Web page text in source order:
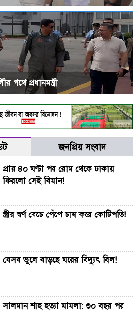
পথে প্রধানমন্ত্রী
জনপ্রিয় সংবাদ
প্রায় ৪০ ঘণ্টা পর রোম থেকে ঢাকায়
ফিরলো সেই বিমান!
স্ত্রীর স্বর্ণ বেচে পেঁপে চাষ করে কোটিপতি!
যেসব ভুলে বাড়ছে ঘরের বিদ্যুৎ বিল!
সালমান শাহ হত্যা মামলা: ৩০ বছর পর